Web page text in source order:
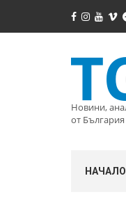
Новини,
от България
НАЧАЛО